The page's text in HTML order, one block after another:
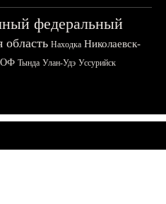
федеральный
область Находка Николаевск-
Тында Улан-Удэ Уссурийск